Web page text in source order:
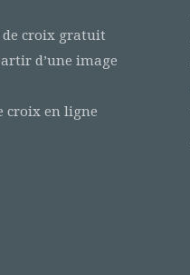
de croix gratuit
d’une image
croix en ligne